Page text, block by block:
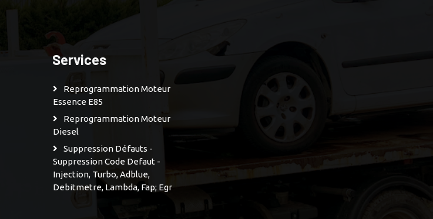
Services
Reprogrammation Moteur
Essence E85
Reprogrammation Moteur
Diesel
Suppression Défauts -
Suppression Code Defaut -
Injection, Turbo, Adblue,
Debitmetre, Lambda, Fap; Egr